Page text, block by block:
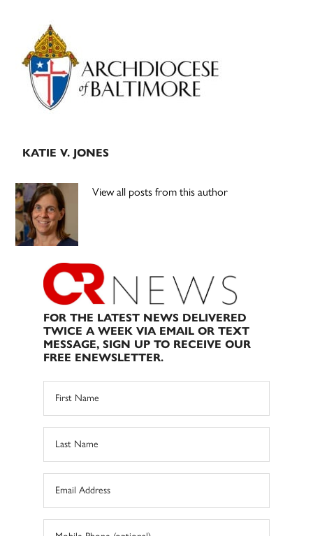
Primary
Sidebar
KATIE V. JONES
View all posts from this author
FOR THE LATEST NEWS DELIVERED
TWICE A WEEK VIA EMAIL OR TEXT
MESSAGE, SIGN UP TO RECEIVE OUR
FREE ENEWSLETTER.